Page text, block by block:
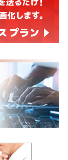
をだまし、
得した」と
裁判のために
動していま